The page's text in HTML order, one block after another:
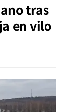
tras
en vilo